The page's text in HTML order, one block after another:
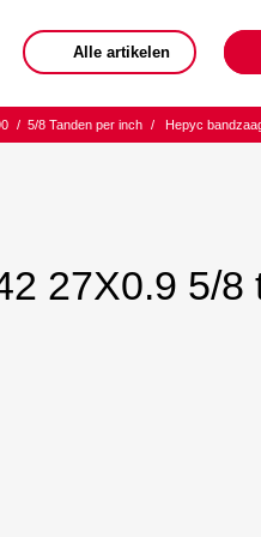
Alle artikelen
/ 5/8 Tanden per inch / Hepyc
27X0.9 5/8